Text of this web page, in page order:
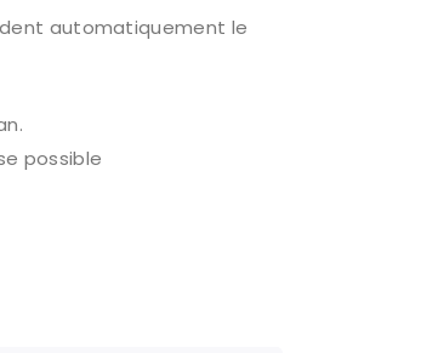
automatiquement le
possible